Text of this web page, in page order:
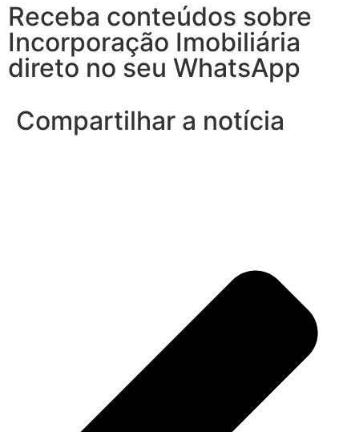
Receba conteúdos sobre
Incorporação Imobiliária
direto no seu WhatsApp
Compartilhar a notícia